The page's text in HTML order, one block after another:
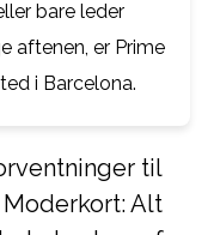
bare leder
aftenen, er Prime
i Barcelona.
til
Alt